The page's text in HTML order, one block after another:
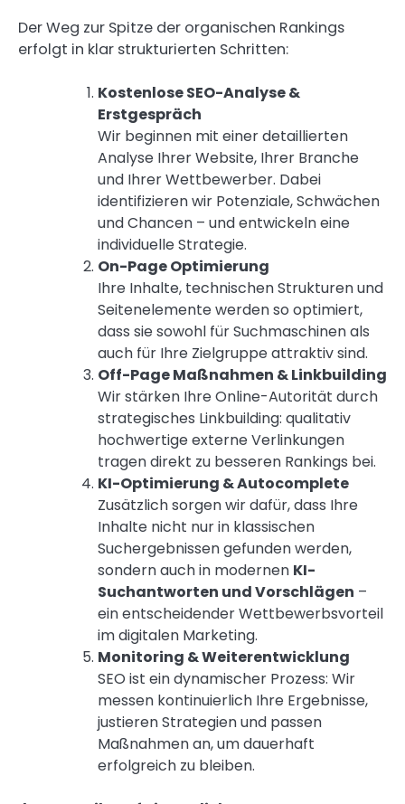
Der Weg zur Spitze der organischen Rankings
erfolgt in klar strukturierten Schritten:
Kostenlose SEO-Analyse &
Erstgespräch
Wir beginnen mit einer detaillierten
Analyse Ihrer Website, Ihrer Branche
und Ihrer Wettbewerber. Dabei
identifizieren wir Potenziale, Schwächen
und Chancen – und entwickeln eine
individuelle Strategie.
On-Page Optimierung
Ihre Inhalte, technischen Strukturen und
Seitenelemente werden so optimiert,
dass sie sowohl für Suchmaschinen als
auch für Ihre Zielgruppe attraktiv sind.
Off-Page Maßnahmen & Linkbuilding
Wir stärken Ihre Online-Autorität durch
strategisches Linkbuilding: qualitativ
hochwertige externe Verlinkungen
tragen direkt zu besseren Rankings bei.
KI-Optimierung & Autocomplete
Zusätzlich sorgen wir dafür, dass Ihre
Inhalte nicht nur in klassischen
Suchergebnissen gefunden werden,
sondern auch in modernen KI-
Suchantworten und Vorschlägen –
ein entscheidender Wettbewerbsvorteil
im digitalen Marketing.
Monitoring & Weiterentwicklung
SEO ist ein dynamischer Prozess: Wir
messen kontinuierlich Ihre Ergebnisse,
justieren Strategien und passen
Maßnahmen an, um dauerhaft
erfolgreich zu bleiben.